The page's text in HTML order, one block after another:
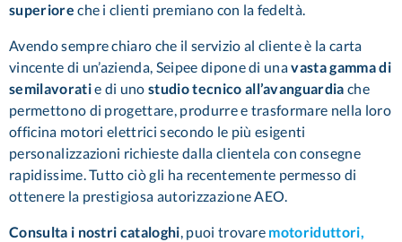
superioreche i clienti premiano con la fedeltà.
Avendo sempre chiaro che il servizio al cliente è la carta
vincente di un’azienda, Seipee dipone di unavasta gamma di
semilavoratie di unostudio tecnico all’avanguardia che
permettono di progettare, produrre e trasformare nella loro
officina motori elettrici secondo le più esigenti
personalizzazioni richieste dalla clientela con consegne
rapidissime. Tutto ciò gli ha recentemente permesso di
ottenere la prestigiosa autorizzazione AEO.
Consulta i nostri cataloghi, puoi trovare motoriduttori,